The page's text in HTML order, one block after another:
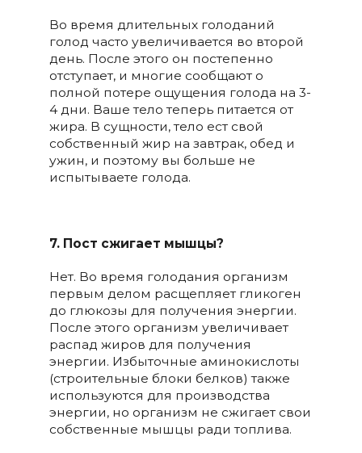
Во время длительных голоданий
голод часто увеличивается во второй
день. После этого он постепенно
отступает, и многие сообщают о
полной потере ощущения голода на 3-
4 дни. Ваше тело теперь питается от
жира. В сущности, тело ест свой
собственный жир на завтрак, обед и
ужин, и поэтому вы больше не
испытываете голода.
7. Пост сжигает мышцы?
Нет. Во время голодания организм
первым делом расщепляет гликоген
до глюкозы для получения энергии.
После этого организм увеличивает
распад жиров для получения
энергии. Избыточные аминокислоты
(строительные блоки белков) также
используются для производства
энергии, но организм не сжигает свои
собственные мышцы ради топлива.